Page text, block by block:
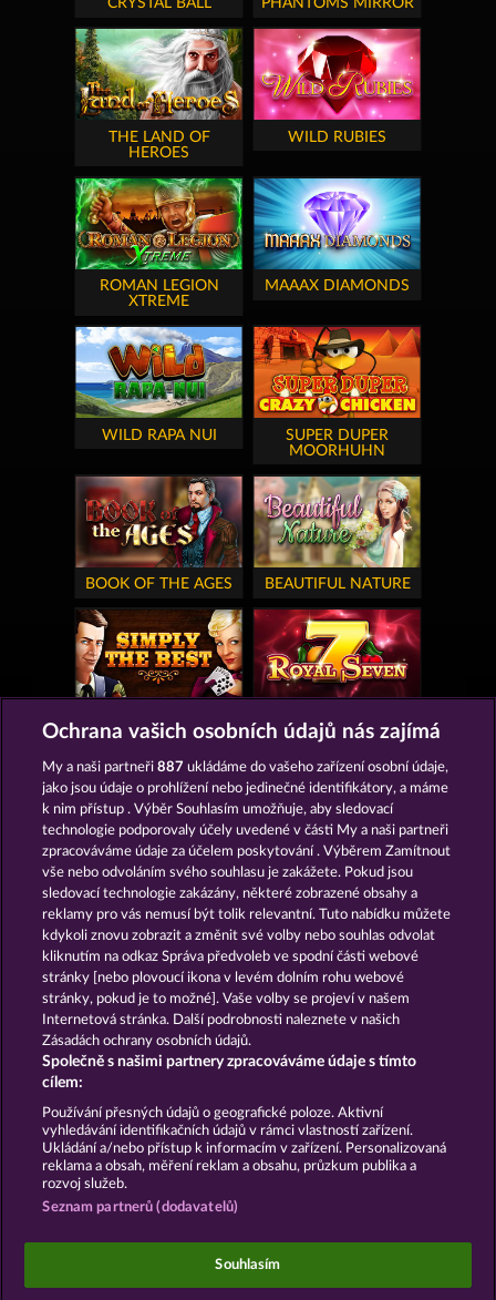
CRYSTAL BALL PHANTOMS MIRROR
THE LAND OF
HEROES
WILD RUBIES
ROMAN LEGION
XTREME
MAAAX DIAMONDS
WILD RAPA NUI
SUPER DUPER
MOORHUHN
BOOK OF THE AGES BEAUTIFUL NATURE
GOLDEN EI OF
MOORHUHN
FOREVER
DIAMONDS
Zobrazit všechny hry
Podmínky Prohlášení o ochraně údajů
Kontakt Společnost Časté dotazy
Partnerský program Facebook
Podat Žádost o Odstoupení
Sociální kasinové hry jsou určeny výhradně k
zábavním účelům a nemají vůbec žádný vliv na
Ochrana vašich osobních údajů nás zajímá
My a naši partneři887 ukládáme do vašeho zařízení osobní údaje,
jako jsou údaje o prohlížení nebo jedinečné identifikátory, a máme
k nim přístup . Výběr Souhlasím umožňuje, aby sledovací
technologie podporovaly účely uvedené v části My a naši partneři
zpracováváme údaje za účelem poskytování . Výběrem Zamítnout
vše nebo odvoláním svého souhlasu je zakážete. Pokud jsou
sledovací technologie zakázány, některé zobrazené obsahy a
reklamy pro vás nemusí být tolik relevantní. Tuto nabídku můžete
kdykoli znovu zobrazit a změnit své volby nebo souhlas odvolat
kliknutím na odkaz Správa předvoleb ve spodní části webové
stránky [nebo plovoucí ikona v levém dolním rohu webové
stránky, pokud je to možné]. Vaše volby se projeví v našem
Internetová stránka. Další podrobnosti naleznete v našich
Zásadách ochrany osobních údajů.
Společně s našimi partnery zpracováváme údaje s tímto
cílem:
Používání přesných údajů o geografické poloze. Aktivní
vyhledávání identifikačních údajů v rámci vlastností zařízení.
Ukládání a/nebo přístup k informacím v zařízení. Personalizovaná
reklama a obsah, měření reklam a obsahu, průzkum publika a
rozvoj služeb.
Seznam partnerů (dodavatelů)
Souhlasím